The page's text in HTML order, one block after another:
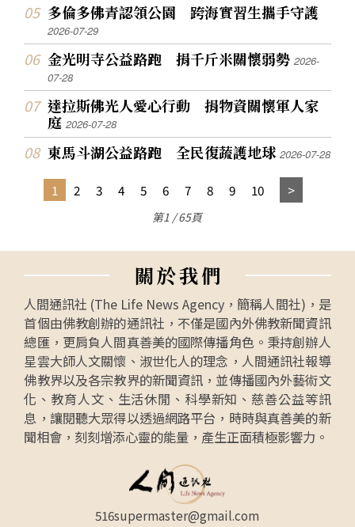
多倫多佛青認領公園 跨海實習生攜手守護
2026-07-29
金光明寺公益路跑 捐千斤米關懷弱勢2026-
07-28
達拉斯佛光人愛心行動 捐物資關懷軍人家
庭2026-07-28
東馬斗湖公益路跑 全民復蔬護地球2026-07-28
1 2 3 4 5 6 7 8 9 10
第1 / 65頁
關於我們
人間通訊社 (The Life News Agency，簡稱人間社)，是
首個由佛教創辦的通訊社，不僅是國內外佛教新聞資訊
總匯，更肩負人間真善美的國際傳播角色。秉持創辦人
星雲大師人文關懷、淑世化人的理念，人間通訊社報導
佛教界以及各宗教界的新聞資訊，並傳播國內外藝術文
化、教育人文、生活休閒、科學新知、慈善公益等訊
息，讓閱聽大眾得以透過網路平台，時時與真善美的新
聞相會，刻刻增添心靈的能量，產生正面積極影響力。
516supermaster@gmail.com